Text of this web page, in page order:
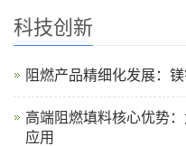
科技创新
阻燃产品精细化发展：
高端阻燃填料核心优势
应用